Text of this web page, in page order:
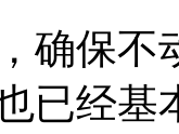
确保
已经基